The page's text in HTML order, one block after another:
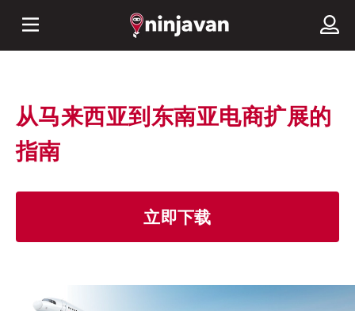
从马来西亚到东南亚电商扩展的
指南
立即下载